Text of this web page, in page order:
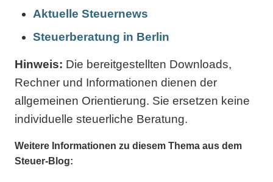
Aktuelle Steuernews
Steuerberatung in Berlin
Hinweis: Die bereitgestellten Downloads,
Rechner und Informationen dienen der
allgemeinen Orientierung. Sie ersetzen keine
individuelle steuerliche Beratung.
Weitere Informationen zu diesem Thema aus dem
Steuer-Blog: